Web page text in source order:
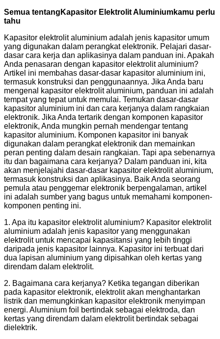
Semua tentang Kapasitor Elektrolit Aluminiumkamu perlu
tahu
Kapasitor elektrolit aluminium adalah jenis kapasitor umum
yang digunakan dalam perangkat elektronik. Pelajari dasar-
dasar cara kerja dan aplikasinya dalam panduan ini. Apakah
Anda penasaran dengan kapasitor elektrolit aluminium?
Artikel ini membahas dasar-dasar kapasitor aluminium ini,
termasuk konstruksi dan penggunaannya. Jika Anda baru
mengenal kapasitor elektrolit aluminium, panduan ini adalah
tempat yang tepat untuk memulai. Temukan dasar-dasar
kapasitor aluminium ini dan cara kerjanya dalam rangkaian
elektronik. Jika Anda tertarik dengan komponen kapasitor
elektronik, Anda mungkin pernah mendengar tentang
kapasitor aluminium. Komponen kapasitor ini banyak
digunakan dalam perangkat elektronik dan memainkan
peran penting dalam desain rangkaian. Tapi apa sebenarnya
itu dan bagaimana cara kerjanya? Dalam panduan ini, kita
akan menjelajahi dasar-dasar kapasitor elektrolit aluminium,
termasuk konstruksi dan aplikasinya. Baik Anda seorang
pemula atau penggemar elektronik berpengalaman, artikel
ini adalah sumber yang bagus untuk memahami komponen-
komponen penting ini.
1. Apa itu kapasitor elektrolit aluminium? Kapasitor elektrolit
aluminium adalah jenis kapasitor yang menggunakan
elektrolit untuk mencapai kapasitansi yang lebih tinggi
daripada jenis kapasitor lainnya. Kapasitor ini terbuat dari
dua lapisan aluminium yang dipisahkan oleh kertas yang
direndam dalam elektrolit.
2. Bagaimana cara kerjanya? Ketika tegangan diberikan
pada kapasitor elektronik, elektrolit akan menghantarkan
listrik dan memungkinkan kapasitor elektronik menyimpan
energi. Aluminium foil bertindak sebagai elektroda, dan
kertas yang direndam dalam elektrolit bertindak sebagai
dielektrik.